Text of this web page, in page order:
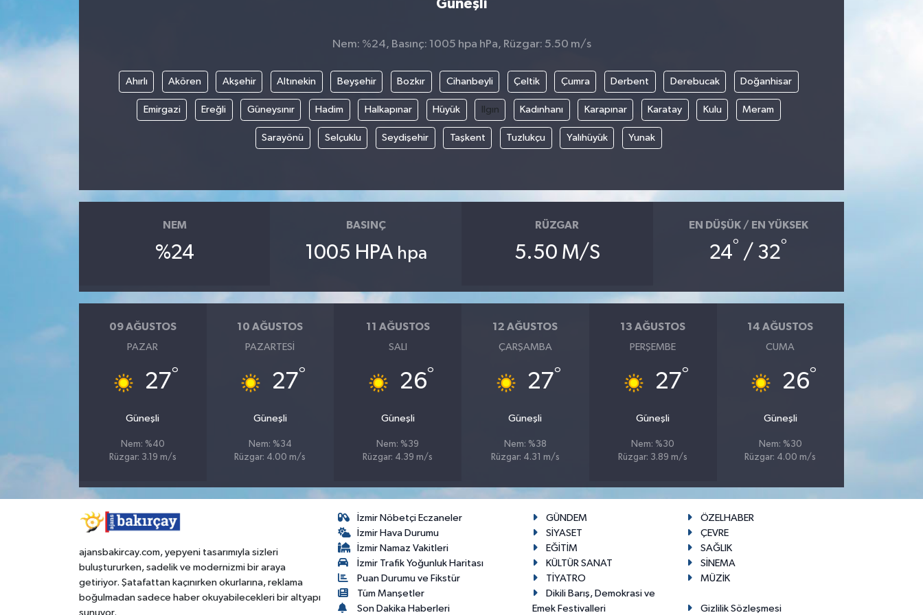
Güneşli
Nem: %24, Basınç: 1005 hpa hPa, Rüzgar: 5.50 m/s
Ahırlı Akören Akşehir Altınekin Beyşehir Bozkır Cihanbeyli Çeltik Çumra Derbent Derebucak Doğanhisar
Emirgazi Ereğli Güneysınır Hadim Halkapınar Hüyük Ilgın Kadınhanı Karapınar Karatay Kulu Meram
Sarayönü Selçuklu Seydişehir Taşkent Tuzlukçu Yalıhüyük Yunak
NEM
%24
BASINÇ
1005 HPA hpa
RÜZGAR
5.50 M/S
EN DÜŞÜK / EN YÜKSEK
24° / 32°
09 AĞUSTOS
PAZAR
27°
Güneşli
Nem: %40
Rüzgar: 3.19 m/s
10 AĞUSTOS
PAZARTESI
27°
Güneşli
Nem: %34
Rüzgar: 4.00 m/s
11 AĞUSTOS
SALI
26°
Güneşli
Nem: %39
Rüzgar: 4.39 m/s
12 AĞUSTOS
ÇARŞAMBA
27°
Güneşli
Nem: %38
Rüzgar: 4.31 m/s
13 AĞUSTOS
PERŞEMBE
27°
Güneşli
Nem: %30
Rüzgar: 3.89 m/s
14 AĞUSTOS
CUMA
26°
Güneşli
Nem: %30
Rüzgar: 4.00 m/s
ajansbakircay.com, yepyeni tasarımıyla sizleri
buluştururken, sadelik ve modernizmi bir araya
getiriyor. Şatafattan kaçınırken okurlarına, reklama
boğulmadan sadece haber okuyabilecekleri bir altyapı
sunuyor.
İzmir Nöbetçi Eczaneler
İzmir Hava Durumu
İzmir Namaz Vakitleri
İzmir Trafik Yoğunluk Haritası
Puan Durumu ve Fikstür
Tüm Manşetler
Son Dakika Haberleri
GÜNDEM
ÖZELHABER
SİYASET
ÇEVRE
EĞİTİM
SAĞLIK
KÜLTÜR SANAT
SİNEMA
TİYATRO
MÜZİK
Dikili Barış, Demokrasi ve
Emek Festivalleri
Gizlilik Sözleşmesi